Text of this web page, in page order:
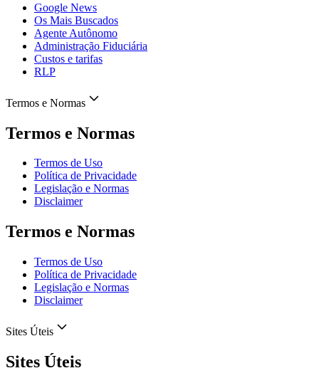
Google News
Os Mais Buscados
Agente Autônomo
Administração Fiduciária
Custos e tarifas
RLP
Termos e Normas
Termos e Normas
Termos de Uso
Política de Privacidade
Legislação e Normas
Disclaimer
Termos e Normas
Termos de Uso
Política de Privacidade
Legislação e Normas
Disclaimer
Sites Úteis
Sites Úteis